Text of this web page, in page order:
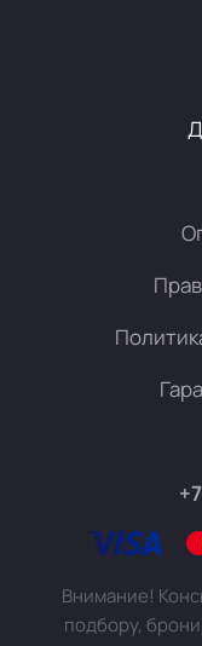
Внимание!
подбору,